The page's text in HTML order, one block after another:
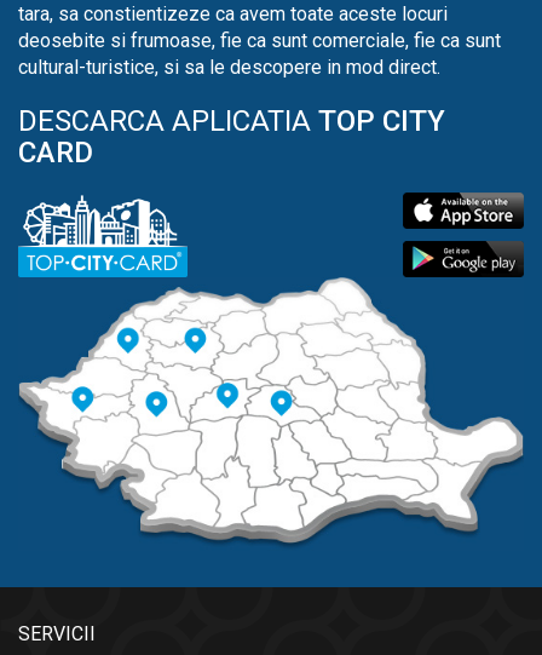
tara, sa constientizeze ca avem toate aceste locuri
deosebite si frumoase, fie ca sunt comerciale, fie ca sunt
cultural-turistice, si sa le descopere in mod direct.
DESCARCA APLICATIA TOP CITY
CARD
SERVICII